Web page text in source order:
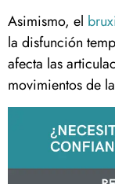
Asimismo, el
la disfunción
afecta las
movimientos de